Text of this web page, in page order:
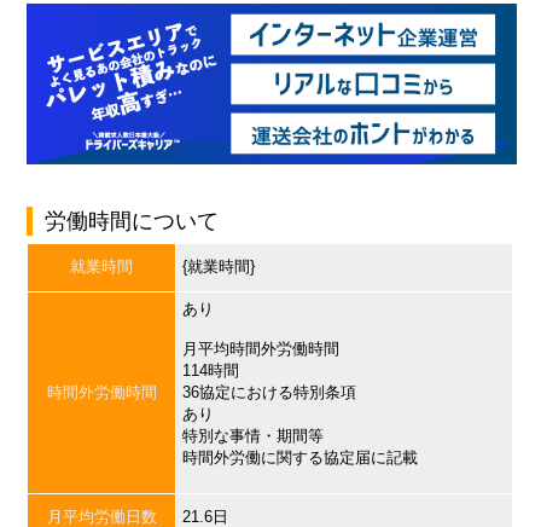
労働時間について
就業時間 {就業時間}
時間外労働時間
あり
月平均時間外労働時間
114時間
36協定における特別条項
あり
特別な事情・期間等
時間外労働に関する協定届に記載
月平均労働日数 21.6日